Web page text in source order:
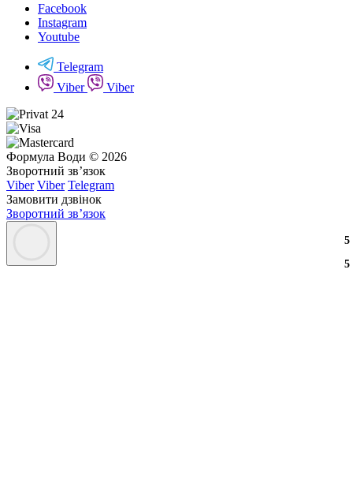
3
3
2
2
3
3
5
5
Facebook
Instagram
Youtube
Telegram
Viber
Viber
Формула Води © 2026
Зворотний зв’язок
Viber Viber Telegram
Замовити дзвінок
Зворотний зв’язок